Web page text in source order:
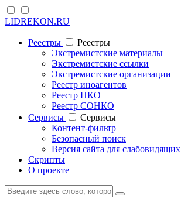
LIDREKON.RU
Реестры
Реестры
Экстремистские материалы
Экстремистские ссылки
Экстремистские организации
Реестр иноагентов
Реестр НКО
Реестр СОНКО
Cервисы
Cервисы
Контент-фильтр
Безопасный поиск
Версия сайта для слабовидящих
Скрипты
О проекте